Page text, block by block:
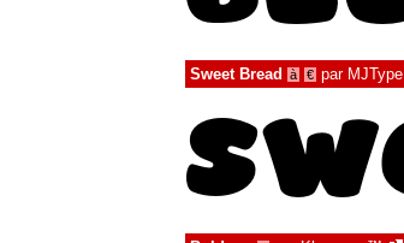
Sweet Bread à € par MJType